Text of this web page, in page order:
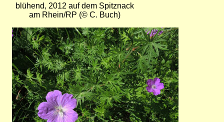
blühend, 2012 auf dem Spitznack
am Rhein/RP (© C. Buch)
Bild